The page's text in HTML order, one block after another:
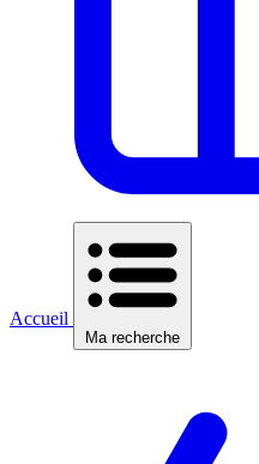
Accueil
Ma recherche